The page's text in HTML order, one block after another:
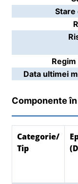
Stare
Data ultimei
Componente
Categorie/
Tip